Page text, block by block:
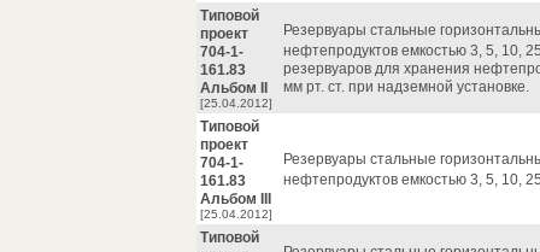
Типовой
проект
704-1-
161.83
Альбом II
[25.04.2012]
Резервуары стальные
нефтепродуктов емкостью 3, 5, 10,
резервуаров для хранения
мм рт. ст. при надземной установке.
Типовой
проект
704-1-
161.83
Альбом III
[25.04.2012]
Резервуары стальные
нефтепродуктов емкостью 3, 5, 10,
Типовой